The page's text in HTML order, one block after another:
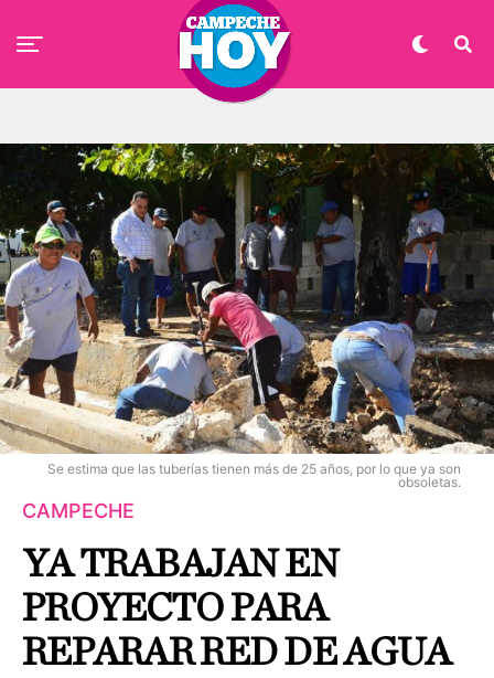
Se estima que las tuberías tienen más de 25 años, por lo que ya son
obsoletas.
CAMPECHE
YA TRABAJAN EN
PROYECTO PARA
REPARAR RED DE AGUA